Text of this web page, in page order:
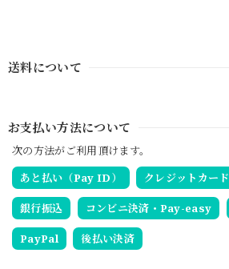
送料について
お支払い方法について
次の方法がご利用頂けます。
あと払い（Pay ID）
クレジットカード
銀行振込 コンビニ決済・Pay-easy
PayPal 後払い決済